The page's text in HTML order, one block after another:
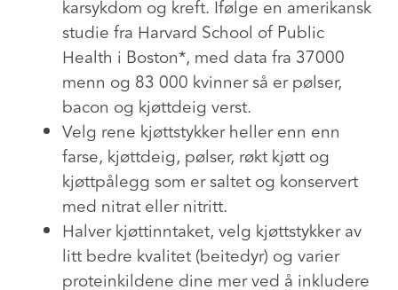
karsykdom og kreft. Ifølge en amerikansk
studie fra Harvard School of Public
Health i Boston*, med data fra 37000
menn og 83 000 kvinner så er pølser,
bacon og kjøttdeig verst.
Velg rene kjøttstykker heller enn enn
farse, kjøttdeig, pølser, røkt kjøtt og
kjøttpålegg som er saltet og konservert
med nitrat eller nitritt.
Halver kjøttinntaket, velg kjøttstykker av
litt bedre kvalitet (beitedyr) og varier
proteinkildene dine mer ved å inkludere